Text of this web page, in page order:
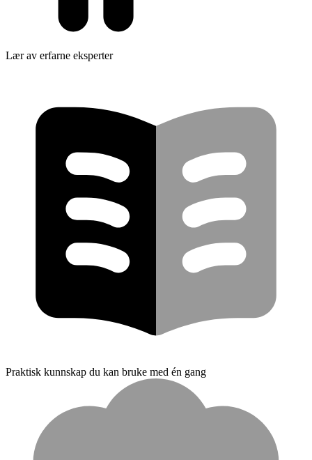
Lær av erfarne eksperter
Praktisk kunnskap du kan bruke med én gang